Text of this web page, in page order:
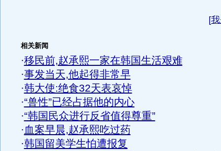
[
相关新闻
·移民前,赵承熙一家在韩国生活艰难
·事发当天,他起得非常早
·韩大使:绝食32天表哀悼
·“兽性”已经占据他的内心
·“韩国民众进行反省值得尊重”
· 血案早晨,赵承熙吃过药
·韩国留美学生怕遭报复